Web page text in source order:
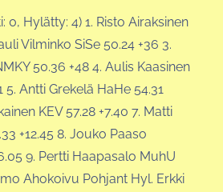
0, Hylätty: 4) 1. Risto Airaksinen
Vilminko SiSe 50.24 +36 3.
50.36 +48 4. Aulis Kaasinen
5. Antti Grekelä HaHe 54.31
KEV 57.28 +7.40 7. Matti
+12.45 8. Jouko Paaso
9. Pertti Haapasalo MuhU
Ahokoivu Pohjant Hyl. Erkki